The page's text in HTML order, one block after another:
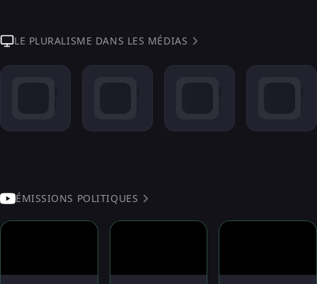
LE PLURALISME DANS LES MÉDIAS
ÉMISSIONS POLITIQUES